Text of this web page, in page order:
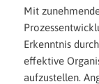
Mit
Erkenntnis
effektive
aufzustellen.